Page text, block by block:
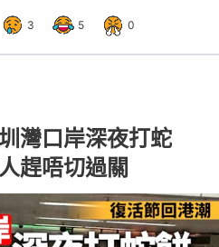
3 5 0
灣口岸深夜打蛇
趕唔切過關